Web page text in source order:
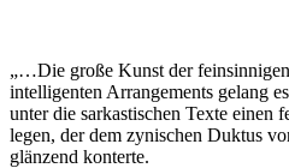
„…Die große Kunst der
intelligenten Arrangements gelang
unter die sarkastischen Texte einen
legen, der dem zynischen Duktus
glänzend konterte.